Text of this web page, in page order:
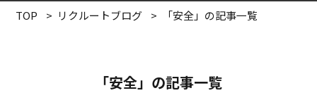
TOP リクルートブログ 「安全」の記事一覧
「安全」の記事一覧